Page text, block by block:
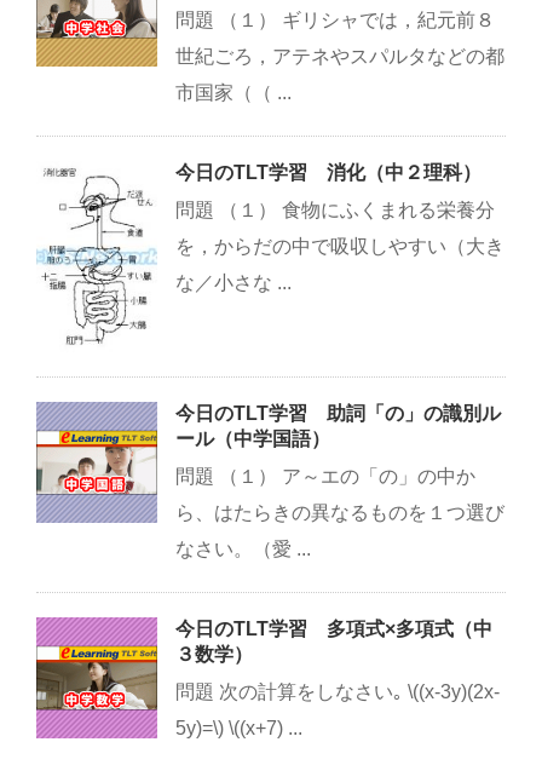
問題 （１） ギリシャでは，紀元前８
世紀ごろ，アテネやスパルタなどの都
市国家（（ ...
今日のTLT学習 消化（中２理科）
問題 （１） 食物にふくまれる栄養分
を，からだの中で吸収しやすい（大き
な／小さな ...
今日のTLT学習 助詞「の」の識別ル
ール（中学国語）
問題 （１） ア～エの「の」の中か
ら、はたらきの異なるものを１つ選び
なさい。（愛 ...
今日のTLT学習 多項式×多項式（中
３数学）
問題 次の計算をしなさい｡ \((x-3y)(2x-
5y)=\) \((x+7) ...